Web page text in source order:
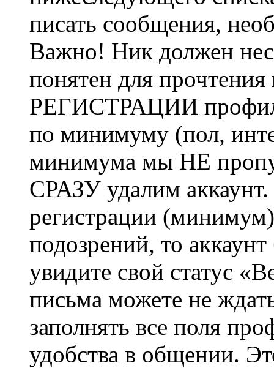
писать сообщения,
Важно! Ник должен
понятен для
РЕГИСТРАЦИИ профиль
по минимуму (пол,
минимума мы НЕ
СРАЗУ удалим
регистрации
подозрений, то
увидите свой статус
письма можете не
заполнять все поля
удобства в общении.